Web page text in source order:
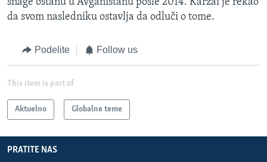
snage ostanu u Avganistanu posle 2014. Karzai je rekao
da svom nasledniku ostavlja da odluči o tome.
Podelite Follow us
This item is part of
Aktuelno Globalne teme
PRATITE NAS